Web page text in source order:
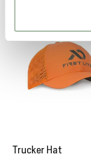
Trucker Hat